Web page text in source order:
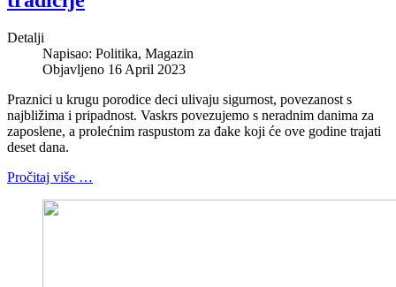
Detalji
Napisao: Politika, Magazin
Objavljeno 16 April 2023
Praznici u krugu porodice deci ulivaju sigurnost, povezanost s
najbližima i pripadnost. Vaskrs povezujemo s neradnim danima za
zaposlene, a prolećnim raspustom za đake koji će ove godine trajati
deset dana.
Pročitaj više …